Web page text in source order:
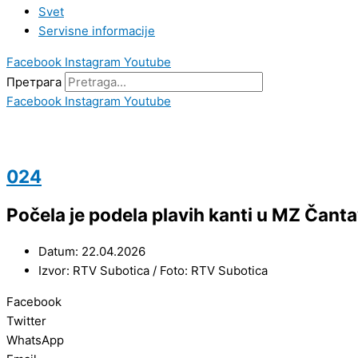
Svet
Servisne informacije
Facebook Instagram Youtube
Претрага
Facebook Instagram Youtube
024
Počela je podela plavih kanti u MZ
Datum: 22.04.2026
Izvor: RTV Subotica / Foto: RTV Subotica
Facebook
Twitter
WhatsApp